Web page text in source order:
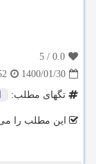
0.0
/
5
1400/01/30
تگهای مطلب:
این مطلب را